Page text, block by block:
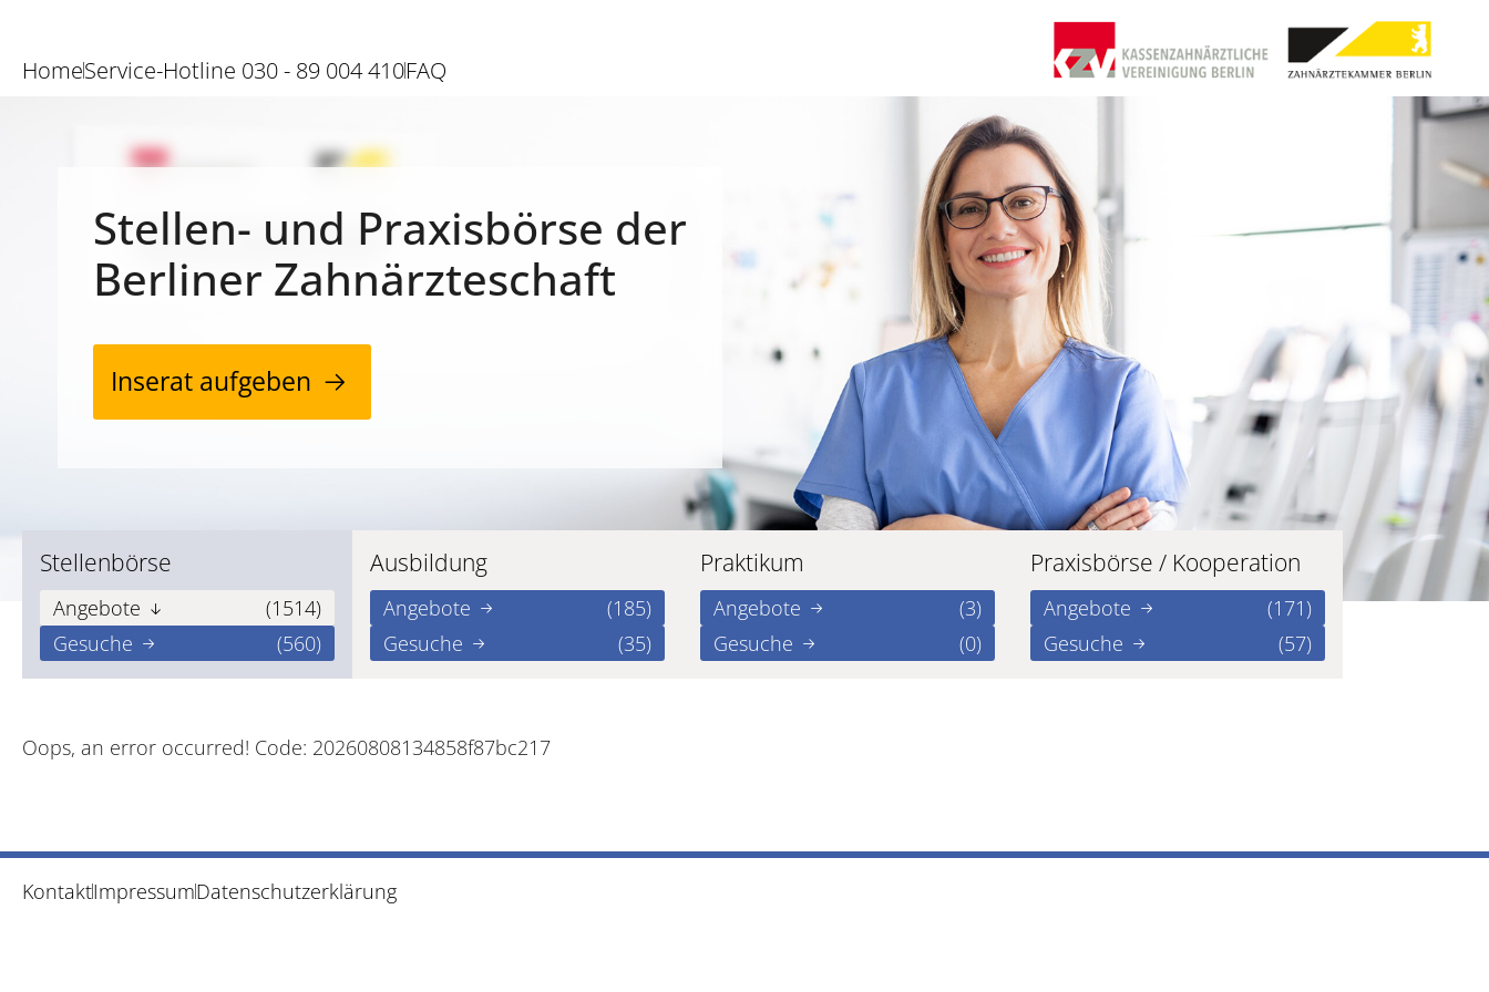
HomeService-Hotline 030 - 89 004 410FAQ
Stellen- und Praxisbörse der
Berliner Zahnärzteschaft
Inserat aufgeben
Stellenbörse
Angebote
(1514)
Gesuche
(560)
Ausbildung
Angebote
(185)
Gesuche
(35)
Praktikum
Angebote
(3)
Gesuche
(0)
Praxisbörse / Kooperation
Angebote
(171)
Gesuche
(57)
Oops, an error occurred! Code: 20260808134858f87bc217
KontaktImpressumDatenschutzerklärung